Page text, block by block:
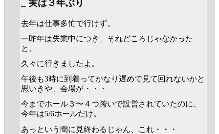
実は３年ぶり
去年は仕事多忙で行けず。
一昨年は失業中につき、それどころじゃなかった
と。
久々に行きましたよ。
午後も3時に到着ってかなり遅めで見て回れないかと
思いきや、会場が・・・
今までホール３〜４つ跨いで設営されていたのに、
今年は5/6ホールだけ。
あっという間に見終わるじゃん、これ・・・